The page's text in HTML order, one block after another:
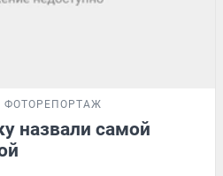
ФОТОРЕПОРТАЖ
назвали самой